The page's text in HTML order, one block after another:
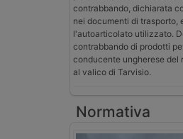
contrabbando, dichiarata
nei documenti di trasporto,
l'autoarticolato utilizzato.
contrabbando di prodotti
conducente ungherese del
al valico di Tarvisio.
Normativa